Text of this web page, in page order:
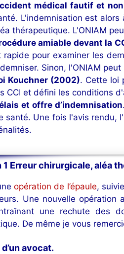
médical fautif et
L'indemnisation est
thérapeutique. L'ONIAM
amiable devant la
rapide pour examiner les
Sinon, l'ONIAM
Kouchner (2002). Cette loi
CCI et défini les conditions
et offre d’indemnisation
santé. Une fois l'avis rendu,
1 Erreur chirurgicale, aléa
opération de l’épaule,
Une nouvelle opération
une rechute des
De même je vous
avocat.